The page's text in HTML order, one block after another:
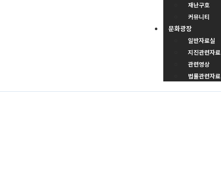
재난구호
커뮤니티
문화광장
일반자료실
지진관련자료
관련영상
법률관련자료